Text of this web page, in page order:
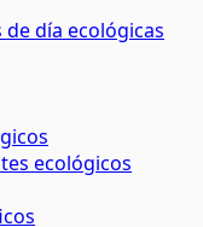
día ecológicas
ecológicos